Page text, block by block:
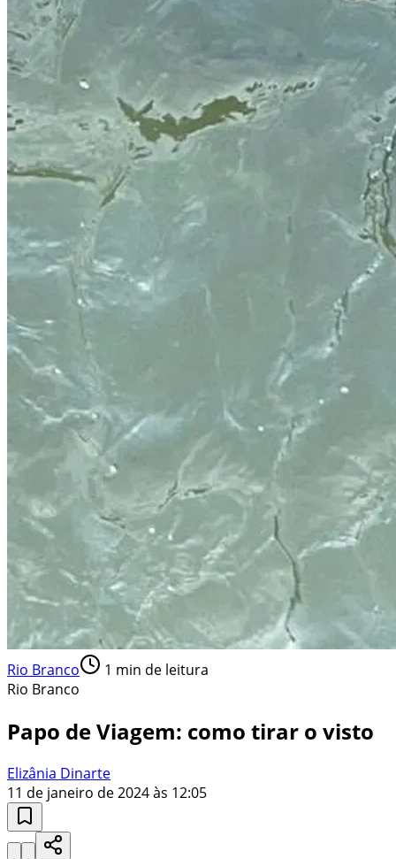
Rio Branco 1 min de leitura
Rio Branco
Papo de Viagem: como tirar o visto
Elizânia Dinarte
11 de janeiro de 2024 às 12:05